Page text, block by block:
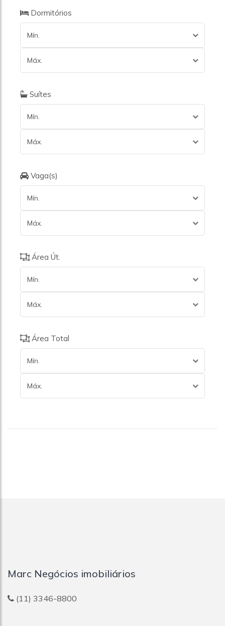
Dormitórios
Mín.
Máx.
Suítes
Mín.
Máx.
Vaga(s)
Mín.
Máx.
Área Út.
Mín.
Máx.
Área Total
Mín.
Máx.
Marc Negócios imobiliários
(11) 3346-8800